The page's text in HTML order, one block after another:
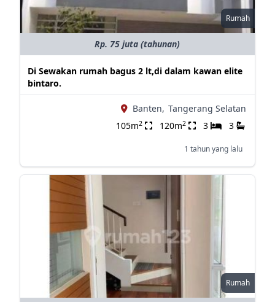
Rumah
Rp. 75 juta (tahunan)
Di Sewakan rumah bagus 2 lt,di dalam kawan elite
bintaro.
Banten, Tangerang Selatan
105m2 120m2 3 3
1 tahun yang lalu
Rumah